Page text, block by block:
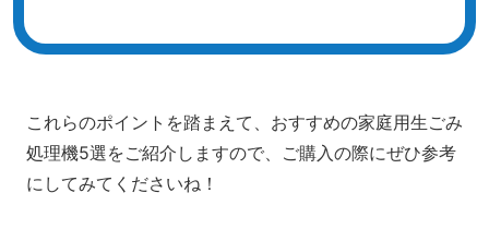
これらのポイントを踏まえて、おすすめの家庭用生ごみ
処理機5選をご紹介しますので、ご購入の際にぜひ参考
にしてみてくださいね！